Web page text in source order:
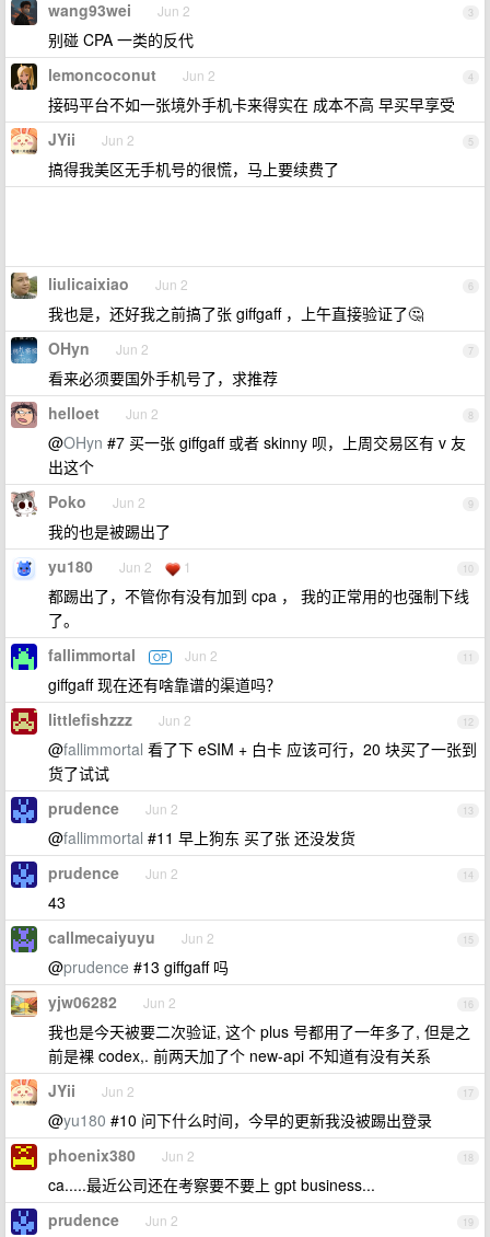
3
wang93wei Jun 2
别碰 CPA 一类的反代
4
lemoncoconut Jun 2
接码平台不如一张境外手机卡来得实在 成本不高 早买早享受
5
JYii Jun 2
搞得我美区无手机号的很慌，马上要续费了
6
liulicaixiao Jun 2
我也是，还好我之前搞了张 giffgaff ，上午直接验证了🤔
7
OHyn Jun 2
看来必须要国外手机号了，求推荐
8
helloet Jun 2
@OHyn #7 买一张 giffgaff 或者 skinny 呗，上周交易区有 v 友
出这个
9
Poko Jun 2
我的也是被踢出了
10
yu180 Jun 2 1
都踢出了，不管你有没有加到 cpa ， 我的正常用的也强制下线
了。
11
fallimmortal OP Jun 2
giffgaff 现在还有啥靠谱的渠道吗？
12
littlefishzzz Jun 2
@fallimmortal 看了下 eSIM + 白卡 应该可行，20 块买了一张到
货了试试
13
prudence Jun 2
@fallimmortal #11 早上狗东 买了张 还没发货
14
prudence Jun 2
43
15
callmecaiyuyu Jun 2
@prudence #13 giffgaff 吗
16
yjw06282 Jun 2
我也是今天被要二次验证, 这个 plus 号都用了一年多了, 但是之
前是裸 codex,. 前两天加了个 new-api 不知道有没有关系
17
JYii Jun 2
@yu180 #10 问下什么时间，今早的更新我没被踢出登录
18
phoenix380 Jun 2
ca.....最近公司还在考察要不要上 gpt business...
19
prudence Jun 2